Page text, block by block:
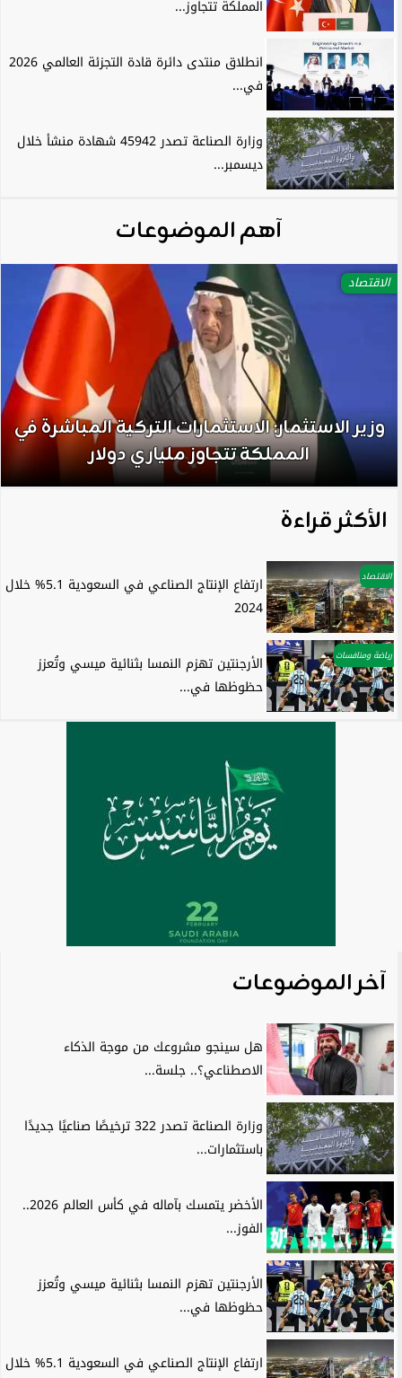
المملكة تتجاوز...
انطلاق منتدى دائرة قادة التجزئة العالمي 2026
في...
وزارة الصناعة تصدر 45942 شهادة منشأ خلال
ديسمبر...
آهم الموضوعات
الاقتصاد
وزير الاستثمار: الاستثمارات التركية المباشرة في
المملكة تتجاوز ملياري دولار
الأكثر قراءة
الاقتصاد
ارتفاع الإنتاج الصناعي في السعودية 5.1% خلال
2024
رياضة ومنافسات
الأرجنتين تهزم النمسا بثنائية ميسي وتُعزز
حظوظها في...
آخر الموضوعات
هل سينجو مشروعك من موجة الذكاء
الاصطناعي؟.. جلسة...
وزارة الصناعة تصدر 322 ترخيصًا صناعيًا جديدًا
باستثمارات...
الأخضر يتمسك بآماله في كأس العالم 2026..
الفوز...
الأرجنتين تهزم النمسا بثنائية ميسي وتُعزز
حظوظها في...
ارتفاع الإنتاج الصناعي في السعودية 5.1% خلال